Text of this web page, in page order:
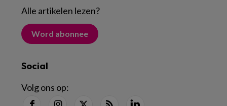
Alle artikelen lezen?
Word abonnee
Social
Volg ons op: